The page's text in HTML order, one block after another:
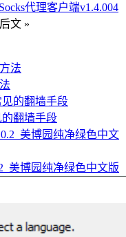
代理客户端v1.4.004
文 »
翻墙手段
美博园纯净绿色中文版